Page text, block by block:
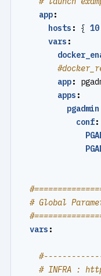
app:
hosts : {
vars :
app:
apps :
pgadmin
conf:
# Global
vars :
# INFRA :